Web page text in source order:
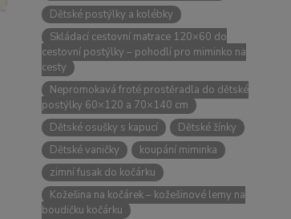
Dětské postýlky a kolébky
Skládací cestovní matrace 120×60 do
cestovní postýlky – pohodlí pro miminko na
cesty
Nepromokavá froté prostěradla do dětské
postýlky 60×120 a 70×140 cm
Dětské osušky s kapucí
Dětské žínky
Dětské vaničky
koupání miminka
zimní fusak do kočárku
Kožešina na kočárek – kožešinové lemy na
boudičku kočárku